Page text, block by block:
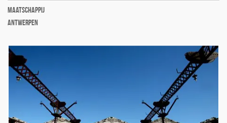
kindergezondheid
maatschappij
Antwerpen